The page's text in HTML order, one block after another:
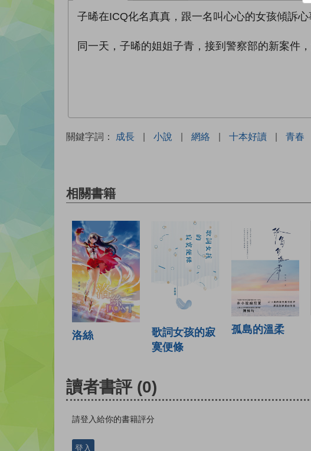
子晞在ICQ化名真真，跟一名叫心心的女孩傾訴
同一天，子晞的姐姐子青，接到警察部的新案件
關鍵字詞： 成長 | 小說 | 網絡 | 十本好讀 | 青春
相關書籍
洛絲
歌詞女孩的寂
寞便條
孤島的溫柔
讀者書評 (0)
請登入給你的書籍評分
登入